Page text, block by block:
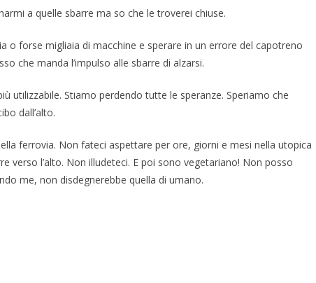
a quelle sbarre ma so che le troverei chiuse.
o forse migliaia di macchine e sperare in un errore del capotreno
che manda l’impulso alle sbarre di alzarsi.
utilizzabile. Stiamo perdendo tutte le speranze. Speriamo che
dall’alto.
ferrovia. Non fateci aspettare per ore, giorni e mesi nella utopica
verso l’alto. Non illudeteci. E poi sono vegetariano! Non posso
me, non disdegnerebbe quella di umano.